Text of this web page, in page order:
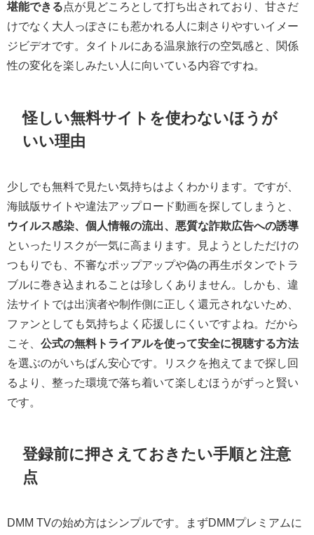
堪能できる点が見どころとして打ち出されており、甘さだ
けでなく大人っぽさにも惹かれる人に刺さりやすいイメー
ジビデオです。タイトルにある温泉旅行の空気感と、関係
性の変化を楽しみたい人に向いている内容ですね。
怪しい無料サイトを使わないほうが
いい理由
少しでも無料で見たい気持ちはよくわかります。ですが、
海賊版サイトや違法アップロード動画を探してしまうと、
ウイルス感染、個人情報の流出、悪質な詐欺広告への誘導
といったリスクが一気に高まります。見ようとしただけの
つもりでも、不審なポップアップや偽の再生ボタンでトラ
ブルに巻き込まれることは珍しくありません。しかも、違
法サイトでは出演者や制作側に正しく還元されないため、
ファンとしても気持ちよく応援しにくいですよね。だから
こそ、 公式の無料トライアルを使って安全に視聴する方法
を選ぶのがいちばん安心です。リスクを抱えてまで探し回
るより、整った環境で落ち着いて楽しむほうがずっと賢い
です。
登録前に押さえておきたい手順と注意
点
DMM TVの始め方はシンプルです。まずDMMプレミアムに